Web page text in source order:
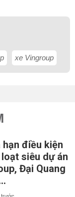
xe Vingroup
hạn điều kiện
siêu dự án
Đại Quang